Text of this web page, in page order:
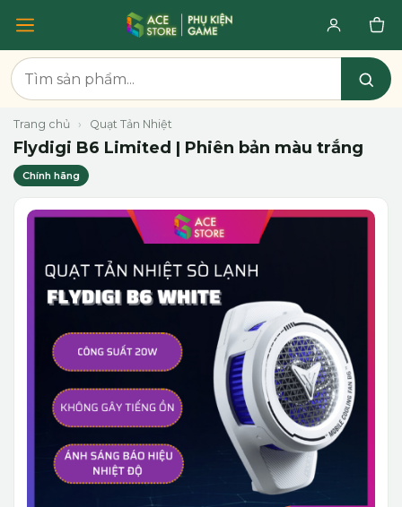
Trang chủ › Quạt Tản Nhiệt
Flydigi B6 Limited | Phiên bản màu trắng
Chính hãng